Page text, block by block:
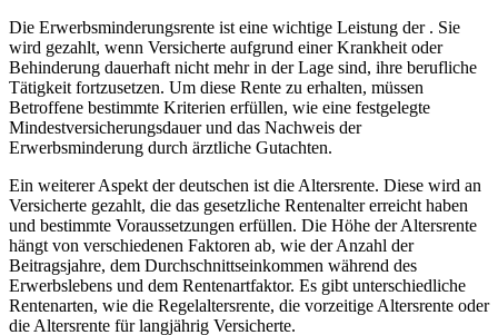
Die‌ Erwerbsminderungsrente ist eine wichtige⁢ Leistung‍ der . Sie
wird gezahlt, wenn‍ Versicherte aufgrund einer⁤ Krankheit oder
Behinderung dauerhaft nicht mehr in der Lage ​sind, ihre berufliche
Tätigkeit ‌fortzusetzen.‍ Um‌ diese Rente zu erhalten, müssen
Betroffene bestimmte Kriterien erfüllen, wie eine festgelegte
⁣Mindestversicherungsdauer​ und das Nachweis⁣ der
Erwerbsminderung durch ärztliche Gutachten.
Ein weiterer⁢ Aspekt der⁤ deutschen ⁤ist die Altersrente. Diese wird an
Versicherte gezahlt, die das gesetzliche Rentenalter erreicht haben
und bestimmte Voraussetzungen erfüllen. Die Höhe der ⁢Altersrente
hängt von verschiedenen Faktoren ab, wie der⁣ Anzahl der
Beitragsjahre, dem Durchschnittseinkommen während des
‌Erwerbslebens und dem Rentenartfaktor.⁢ Es⁣ gibt unterschiedliche
Rentenarten, wie die Regelaltersrente, die vorzeitige Altersrente oder
die Altersrente für langjährig Versicherte.